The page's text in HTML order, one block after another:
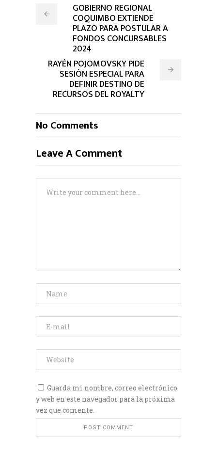
GOBIERNO REGIONAL
COQUIMBO EXTIENDE
PLAZO PARA POSTULAR A
FONDOS CONCURSABLES
2024
RAYÉN POJOMOVSKY PIDE
SESIÓN ESPECIAL PARA
DEFINIR DESTINO DE
RECURSOS DEL ROYALTY
No Comments
Leave A Comment
Guarda mi nombre, correo electrónico
y web en este navegador para la próxima
vez que comente.